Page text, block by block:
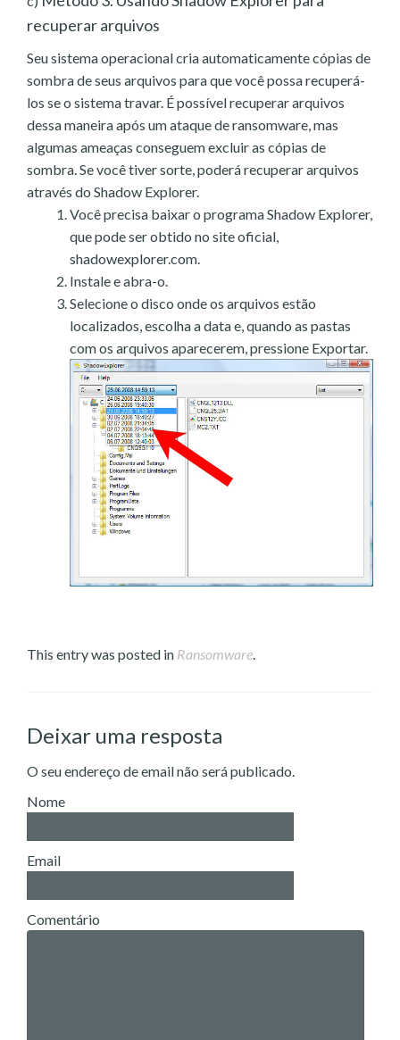
recuperar arquivos
Seu sistema operacional cria automaticamente cópias de
sombra de seus arquivos para que você possa recuperá-
los se o sistema travar. É possível recuperar arquivos
dessa maneira após um ataque de ransomware, mas
algumas ameaças conseguem excluir as cópias de
sombra. Se você tiver sorte, poderá recuperar arquivos
através do Shadow Explorer.
Você precisa baixar o programa Shadow Explorer,
que pode ser obtido no site oficial,
shadowexplorer.com.
Instale e abra-o.
Selecione o disco onde os arquivos estão
localizados, escolha a data e, quando as pastas
com os arquivos aparecerem, pressione Exportar.
This entry was posted in Ransomware.
Deixar uma resposta
O seu endereço de email não será publicado.
Nome
Email
Comentário